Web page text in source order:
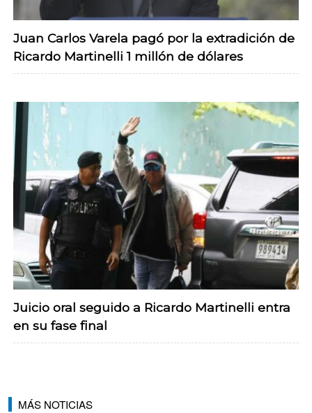
Juan Carlos Varela pagó por la extradición de
Ricardo Martinelli 1 millón de dólares
Juicio oral seguido a Ricardo Martinelli entra
en su fase final
MÁS NOTICIAS